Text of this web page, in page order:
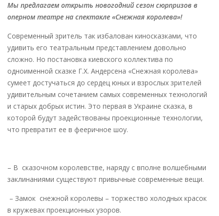
Мы предлагаем открыть новогодний сезон сюрпризов в
оперном театре на спектакле «Снежная королева»!
Современный зритель так избалован киносказками, что
удивить его театральным представлением довольно
сложно. Но постановка киевского коллектива по
одноименной сказке Г.Х. Андерсена «Снежная королева»
сумеет достучаться до сердец юных и взрослых зрителей
удивительным сочетанием самых современных технологий
и старых добрых истин. Это первая в Украине сказка, в
которой будут задействованы проекционные технологии,
что превратит ее в фееричное шоу.
– В сказочном королевстве, наряду с вполне волшебными
заклинаниями существуют привычные современные вещи.
– Замок снежной королевы – торжество холодных красок
в кружевах проекционных узоров.